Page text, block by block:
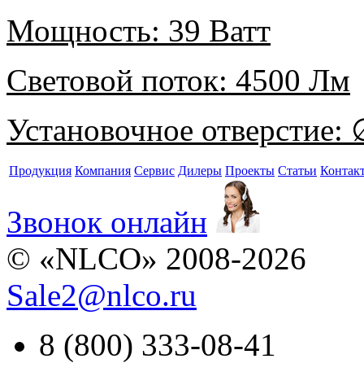
Мощность: 39 Ватт
Световой поток: 4500 Лм
Установочное отверстие:
Продукция Компания Сервис Дилеры Проекты Статьи
Звонок онлайн
© «NLCO» 2008-2026
Sale2@nlco.ru
8 (800) 333-08-41